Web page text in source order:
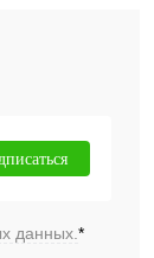
данных.*